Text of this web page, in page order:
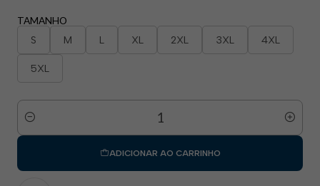
TAMANHO
S M L XL 2XL 3XL 4XL
5XL
Quantidade
ADICIONAR AO CARRINHO